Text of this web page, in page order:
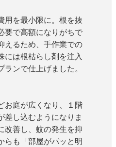
用を最小限に。根を抜
要で高額になりがちで
えるため、手作業での
には根枯らし剤を注入
ンで仕上げました。
お庭が広くなり、１階
差し込むようになりま
改善し、蚊の発生を抑
らも「部屋がパッと明